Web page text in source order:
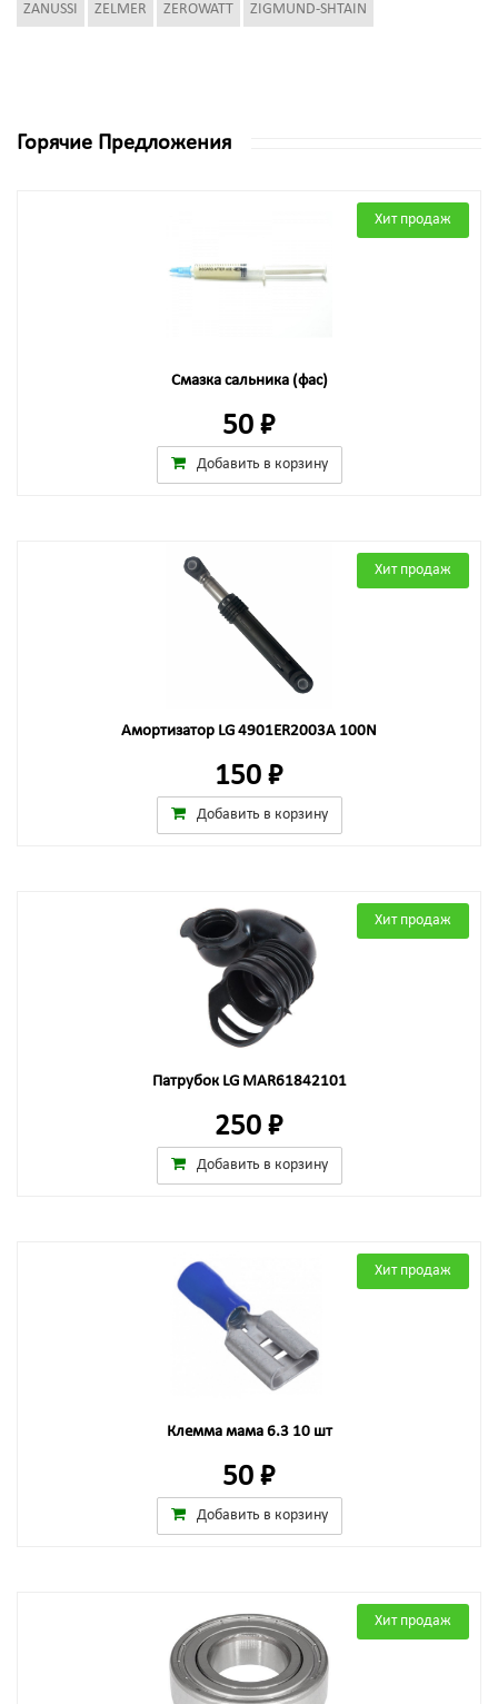
ZANUSSI ZELMER ZEROWATT ZIGMUND-SHTAIN
Горячие Предложения
Хит продаж
Смазка сальника (фас)
50 ₽
Добавить в корзину
Хит продаж
Амортизатор LG 4901ER2003A 100N
150 ₽
Добавить в корзину
Хит продаж
Патрубок LG MAR61842101
250 ₽
Добавить в корзину
Хит продаж
Клемма мама 6.3 10 шт
50 ₽
Добавить в корзину
Хит продаж